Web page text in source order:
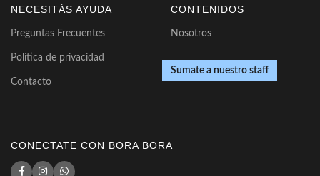
NECESITÁS AYUDA
Preguntas Frecuentes
Política de privacidad
Contacto
CONTENIDOS
Nosotros
Sumate a nuestro staff
CONECTATE CON BORA BORA